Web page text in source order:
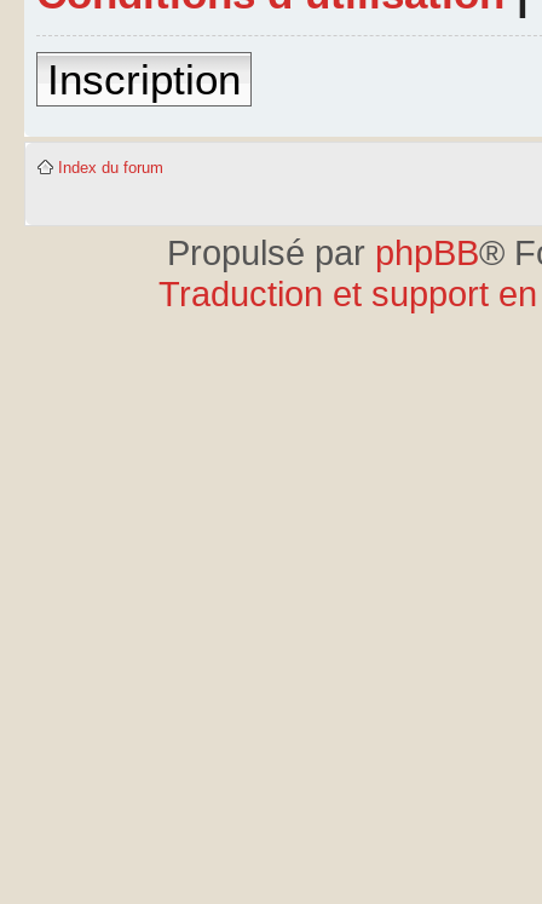
Inscription
Index du forum
Propulsé par phpBB®
Traduction et support